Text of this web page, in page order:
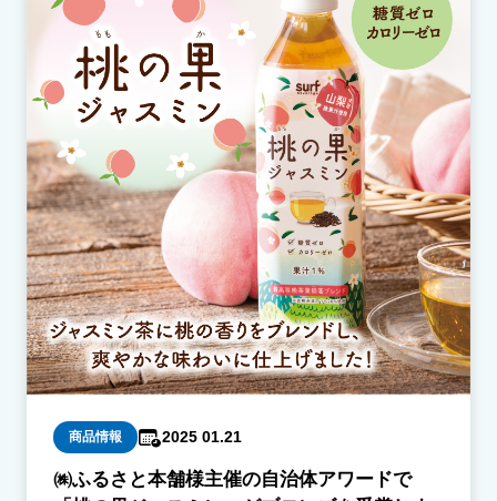
商品情報 2025 01.21
㈱ふるさと本舗様主催の自治体アワードで